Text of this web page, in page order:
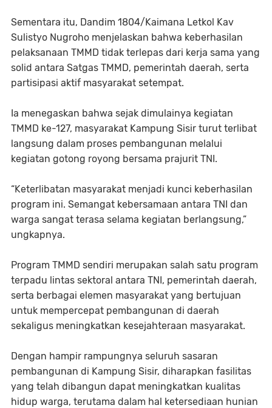
Sementara itu, Dandim 1804/Kaimana Letkol Kav
Sulistyo Nugroho menjelaskan bahwa keberhasilan
pelaksanaan TMMD tidak terlepas dari kerja sama yang
solid antara Satgas TMMD, pemerintah daerah, serta
partisipasi aktif masyarakat setempat.
Ia menegaskan bahwa sejak dimulainya kegiatan
TMMD ke-127, masyarakat Kampung Sisir turut terlibat
langsung dalam proses pembangunan melalui
kegiatan gotong royong bersama prajurit TNI.
“Keterlibatan masyarakat menjadi kunci keberhasilan
program ini. Semangat kebersamaan antara TNI dan
warga sangat terasa selama kegiatan berlangsung,”
ungkapnya.
Program TMMD sendiri merupakan salah satu program
terpadu lintas sektoral antara TNI, pemerintah daerah,
serta berbagai elemen masyarakat yang bertujuan
untuk mempercepat pembangunan di daerah
sekaligus meningkatkan kesejahteraan masyarakat.
Dengan hampir rampungnya seluruh sasaran
pembangunan di Kampung Sisir, diharapkan fasilitas
yang telah dibangun dapat meningkatkan kualitas
hidup warga, terutama dalam hal ketersediaan hunian